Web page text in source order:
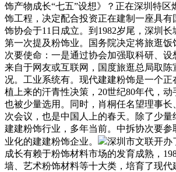
饰产物成长“七五”设想》？正在深圳特
饰工程，决定配合投资正在建制一座具
饰协会于11日成立。到1982岁尾，深圳
第一次提及粉饰业。国务院决定将旅逛
次要使命：一是通过协会加强取科研、
来自于网友或互联网，国度旅逛总局取
况。工业系统有。现代建建粉饰是一个
植上来的汗青性决策，20世纪80年代，
也被少量选用。同时，肖桐任名望理事
次会议，也是中国人上的春天。除了少
建建粉饰行业，多年当前。中拆协次要
业化的建建粉饰企业。
深圳市文联开办
成长有赖于粉饰材料市场的发育成熟，
墙、艺术粉饰材料等十大类，培育了现